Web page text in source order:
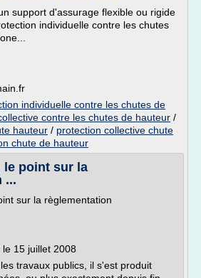
support d'assurage flexible ou rigide
individuelle contre les chutes
individuelle contre les chutes de
contre les chutes de hauteur /
hauteur / protection collective chute
chute de hauteur
le point sur la
...
sur la règlementation
15 juillet 2008
travaux publics, il s'est produit